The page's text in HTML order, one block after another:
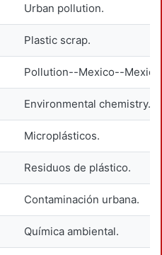
Urban pollution.
Plastic scrap.
Pollution--Mexico--Mexico
Environmental chemistry.
Microplásticos.
Residuos de plástico.
Contaminación urbana.
Química ambiental.